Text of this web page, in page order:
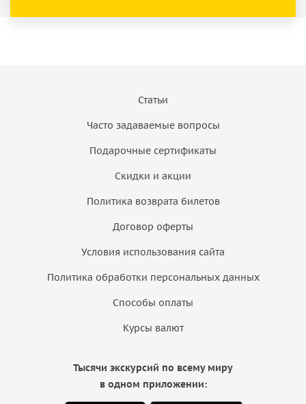
Статьи
Часто задаваемые вопросы
Подарочные сертификаты
Скидки и акции
Политика возврата билетов
Договор оферты
Условия использования сайта
Политика обработки персональных данных
Способы оплаты
Курсы валют
Тысячи экскурсий по всему миру
в одном приложении: